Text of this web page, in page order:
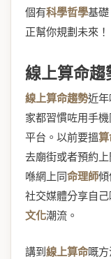
個有科學哲學基
正幫你規劃未來！
線上算命趨
線上算命趨勢近
家都習慣咗用手
平台。以前要搵
去廟街或者預約
喺網上同命理師
社交媒體分享自
文化潮流。
講到線上算命嘅